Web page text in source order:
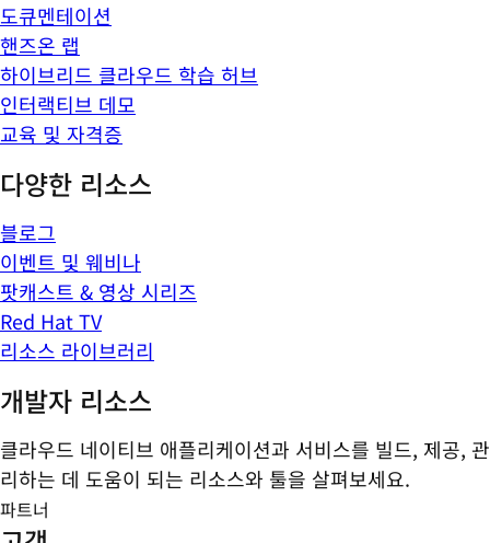
도큐멘테이션
핸즈온 랩
하이브리드 클라우드 학습 허브
인터랙티브 데모
교육 및 자격증
다양한 리소스
블로그
이벤트 및 웨비나
팟캐스트 & 영상 시리즈
Red Hat TV
리소스 라이브러리
개발자 리소스
클라우드 네이티브 애플리케이션과 서비스를 빌드, 제공, 관
리하는 데 도움이 되는 리소스와 툴을 살펴보세요.
파트너